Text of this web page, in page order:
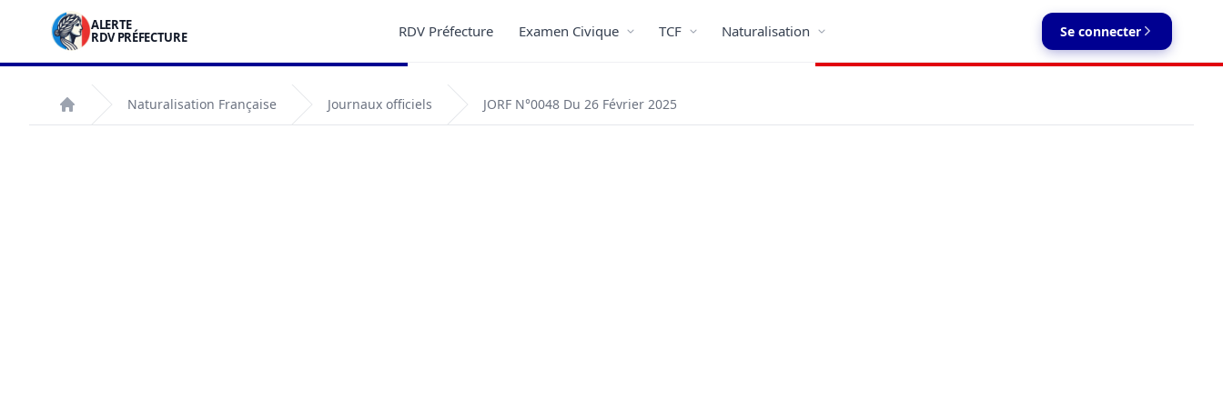
ALERTE
RDV PRÉFECTURE RDV Préfecture Examen Civique TCF Naturalisation Se connecter
Accueil
Naturalisation Française Journaux officiels JORF N°0048 Du 26 Février 2025